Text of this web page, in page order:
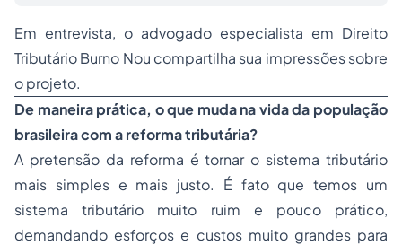
Em entrevista, o advogado especialista em Direito
Tributário Burno Nou compartilha sua impressões sobre
o projeto.
De maneira prática, o que muda na vida da população
brasileira com a reforma tributária?
A pretensão da reforma é tornar o sistema tributário
mais simples e mais justo. É fato que temos um
sistema tributário muito ruim e pouco prático,
demandando esforços e custos muito grandes para